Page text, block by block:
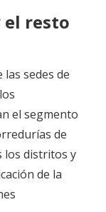
el resto
sedes de
el segmento
de
los distritos y
de la